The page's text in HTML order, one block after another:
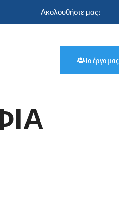
Ακολουθήστε μας:
Το έργο μας